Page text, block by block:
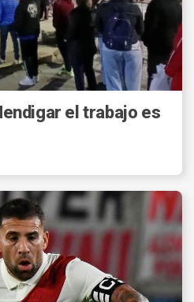
el trabajo es